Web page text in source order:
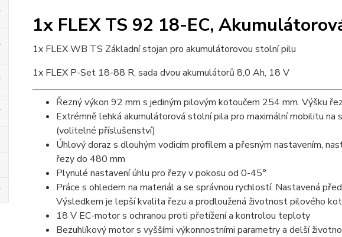
1x FLEX TS 92 18-EC,
1x FLEX WB TS Základní stojan pro akumulátorovou stolní pilu
1x FLEX P-Set 18-88 R, sada dvou akumulátorů 8,0 Ah, 18 V
Řezný výkon 92 mm s jediným pilovým kotoučem 254 mm. Výšku
Extrémně lehká akumulátorová stolní pila pro maximální mobilitu na
(volitelné příslušenství)
Úhlový doraz s dlouhým vodicím profilem a přesným nastavením,
řezy do 480 mm
Plynulé nastavení úhlu pro řezy v pokosu od 0-45°
Práce s ohledem na materiál a se správnou rychlostí. Nastavená
Výsledkem je lepší kvalita řezu a prodloužená životnost pilového
18 V EC-motor s ochranou proti přetížení a kontrolou teploty
Bezuhlíkový motor s vyššími výkonnostními parametry a delší